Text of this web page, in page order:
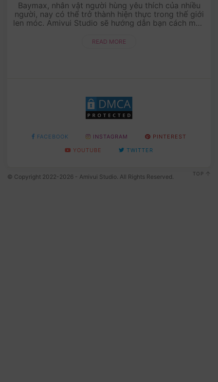
Baymax, nhân vật người hùng yêu thích của nhiều
người, nay có thể trở thành hiện thực trong thế giới
len móc. Amivui Studio sẽ hướng dẫn bạn cách móc
c....
READ MORE
FACEBOOK INSTAGRAM
PINTEREST
YOUTUBE
TWITTER
© Copyright 2022-2026 - Amivui Studio. All Rights Reserved. TOP